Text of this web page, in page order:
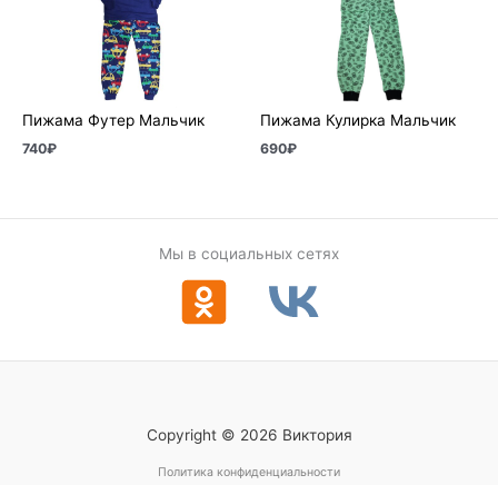
Пижама Футер Мальчик
740₽
Пижама Кулирка Мальчик
690₽
Мы в социальных сетях
Copyright © 2026 Виктория
Политика конфиденциальности